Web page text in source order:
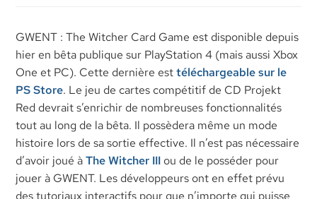
GWENT : The Witcher Card Game est disponible depuis
hier en bêta publique sur PlayStation 4 (mais aussi Xbox
One et PC). Cette dernière esttéléchargeable sur le
PS Store. Le jeu de cartes compétitif de CD Projekt
Red devrait s’enrichir de nombreuses fonctionnalités
tout au long de la bêta. Il possèdera même un mode
histoire lors de sa sortie effective. Il n’est pas nécessaire
d’avoir joué àThe Witcher III ou de le posséder pour
jouer à GWENT. Les développeurs ont en effet prévu
des tutoriaux interactifs pour que n’importe qui puisse